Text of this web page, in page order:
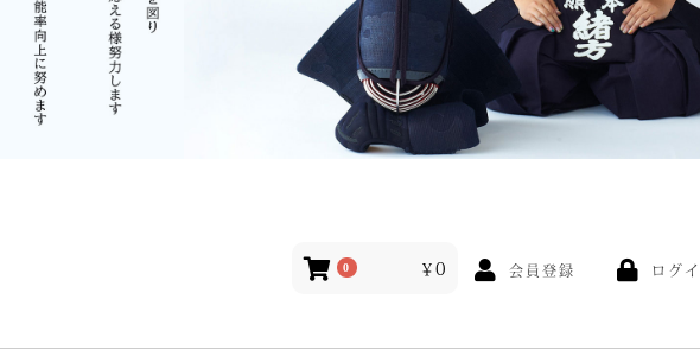
0 ￥0 ログ